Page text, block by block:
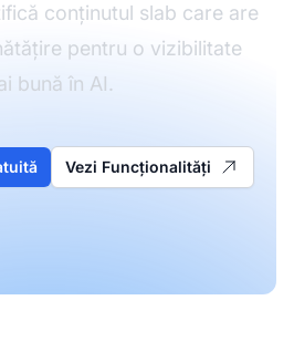
conținutul slab care are
pentru o vizibilitate
bună în AI.
Vezi Funcționalități